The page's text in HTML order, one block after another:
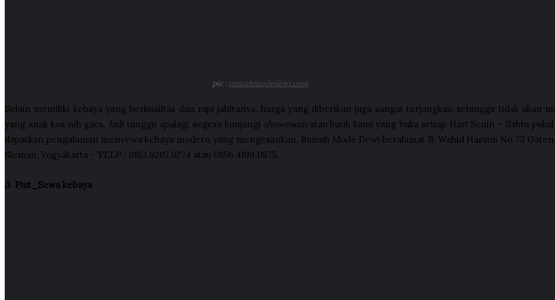
pic :rumahmodedewi.com
Selain memiliki kebaya yang berkualitas dan rapi jahitanya, harga yang diberikan juga sangat terjangkau, sehingga tidak akan
yang anak kos nih gaes. Jadi tunggu apalagi, segera kunjungi showroom atau butik kami yang buka setiap Hari Senin – Sabtu
dapatkan pengalaman menyewa kebaya modern yang mengesankan. Rumah Mode Dewi beralamat Jl. Wahid Hasyim No.73
Sleman, Yogyakarta – TELP : 0813.9207.0274 atau 0856.4199.0875.
3. Piut_Sewa kebaya